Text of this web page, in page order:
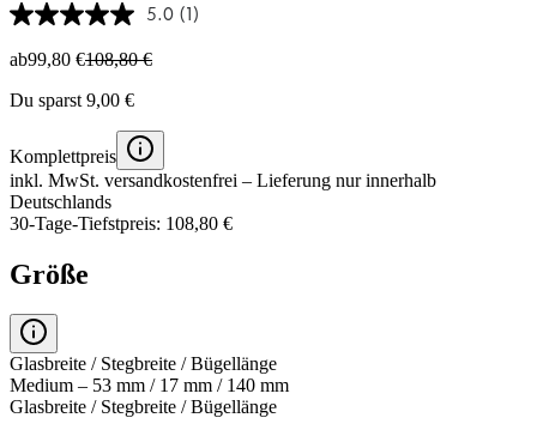
5.0 (1)
ab99,80 €108,80 €
Du sparst 9,00 €
Komplettpreis
inkl. MwSt. versandkostenfrei – Lieferung nur innerhalb
Deutschlands
30-Tage-Tiefstpreis: 108,80 €
Größe
Glasbreite / Stegbreite / Bügellänge
Medium – 53 mm / 17 mm / 140 mm
Glasbreite / Stegbreite / Bügellänge